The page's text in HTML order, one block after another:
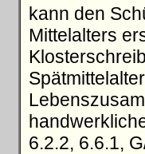
kann den
Mittelalters
6.2.2, 6.6.1,